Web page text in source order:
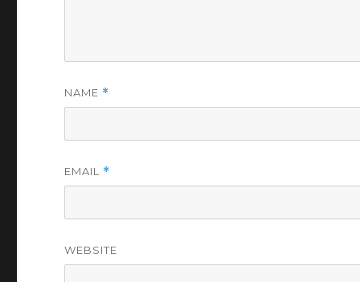
NAME *
EMAIL *
WEBSITE